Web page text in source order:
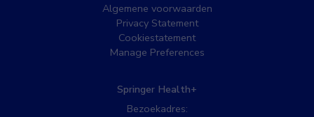
Algemene voorwaarden
Privacy Statement
Cookiestatement
Manage Preferences
Springer Health+
Bezoekadres: